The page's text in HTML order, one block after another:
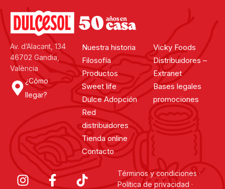
Av. d’Alacant, 134
46702 Gandia,
València
¿Cómo
llegar?
Nuestra historia
Filosofía
Productos
Sweet life
Dulce Adopción
Red
distribuidores
Tienda online
Contacto
Vicky Foods
Distribuidores –
Extranet
Bases legales
promociones
Términos y condiciones·
Política de privacidad ·